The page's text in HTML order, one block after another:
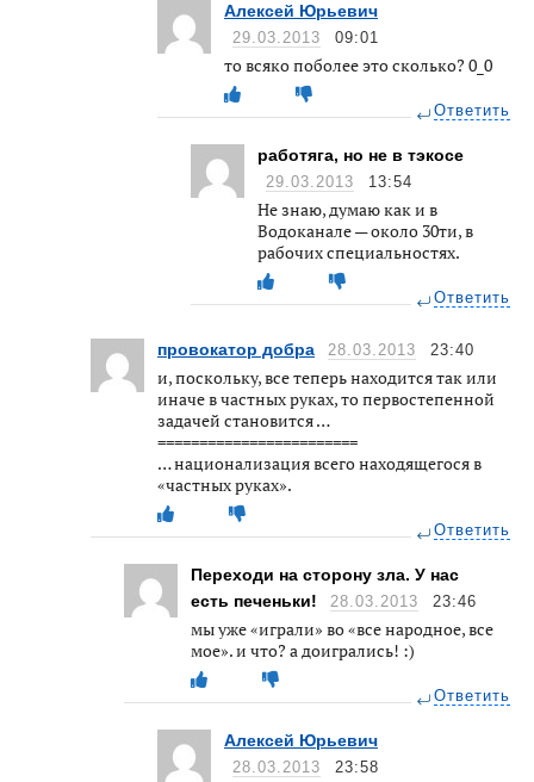
Алексей Юрьевич
29.03.2013 09:01
то всяко поболее это сколько? 0_0
Ответить
работяга, но не в тэкосе
29.03.2013 13:54
Не знаю, думаю как и в
Водоканале — около 30ти, в
рабочих специальностях.
Ответить
провокатор добра 28.03.2013 23:40
и, поскольку, все теперь находится так или
иначе в частных руках, то первостепенной
задачей становится …
========================
… национализация всего находящегося в
«частных руках».
Ответить
Переходи на сторону зла. У нас
есть печеньки!
28.03.2013 23:46
мы уже «играли» во «все народное, все
мое». и что? а доигрались! :)
Ответить
Алексей Юрьевич
28.03.2013 23:58